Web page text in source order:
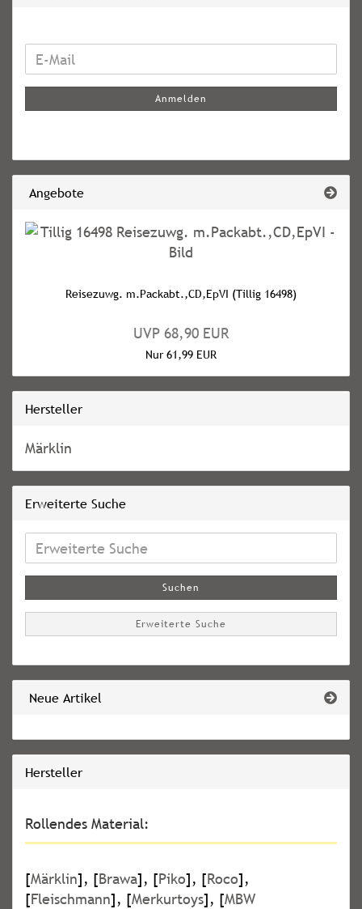
WEITER
ZUR
ANMELDUNG
E-
Anmelden
Angebote
Reisezuwg. m.Packabt.,CD,EpVI (Tillig 16498)
UVP 68,90 EUR
Nur 61,99 EUR
Hersteller
Märklin
Erweiterte Suche
Erweiterte
Suche
Suchen
Erweiterte Suche
Neue Artikel
Hersteller
Rollendes Material:
[Märklin], [Brawa], [Piko], [Roco],
[Fleischmann], [Merkurtoys], [MBW